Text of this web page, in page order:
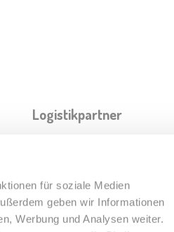
für soziale Medien
geben wir Informationen
Werbung und Analysen weiter.
Logistikpartner